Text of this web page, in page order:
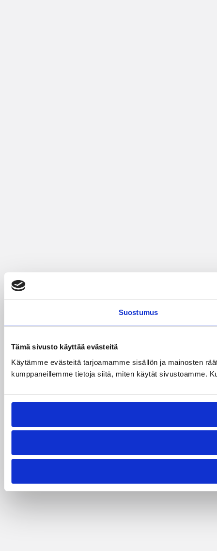
Suostumus
Tämä sivusto käyttää evästeitä
Käytämme evästeitä tarjoamamme sisällön ja mainosten
kumppaneillemme tietoja siitä, miten käytät sivustoamme.